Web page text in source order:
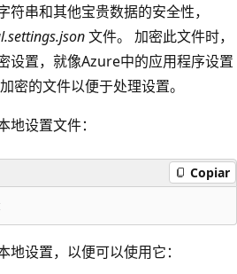
串和其他宝贵数据的安全性，
文件。 加密此文件时，
设置，就像Azure中的应用程序设置
密的文件以便于处理设置。
设置文件：
Copiar
设置，以便可以使用它：